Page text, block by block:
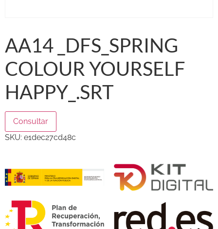
AA14 _DFS_SPRING
COLOUR YOURSELF
HAPPY_.SRT
Consultar
SKU: e1dec27cd48c